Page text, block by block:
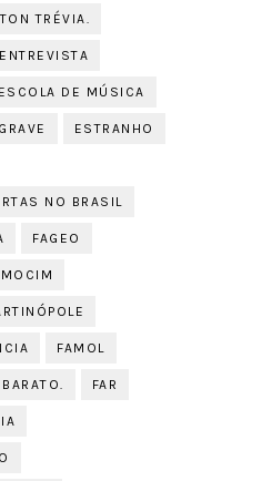
TRÉVIA.
ENTREVISTA
ESCOLA DE MÚSICA
ESTRANHO
NO BRASIL
FAGEO
FAMOL
FAR